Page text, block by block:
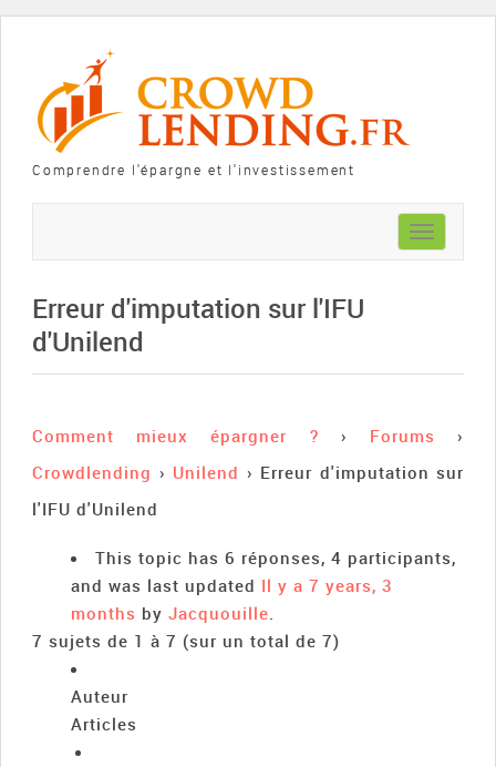
Comprendre l'épargne et l'investissement
Toggle
navigation
Erreur d'imputation sur l'IFU
d'Unilend
Comment mieux épargner ? › Forums
›
Crowdlending › Unilend › Erreur d'imputation sur
l'IFU d'Unilend
This topic has 6 réponses, 4 participants,
and was last updated Il y a 7 years, 3
months byJacquouille.
7 sujets de 1 à 7 (sur un total de 7)
Auteur
Articles